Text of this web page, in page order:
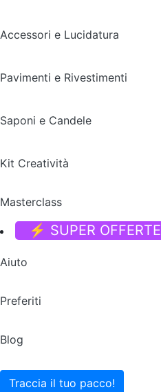
Accessori e Lucidatura
Pavimenti e Rivestimenti
Saponi e Candele
Kit Creatività
Masterclass
⚡ SUPER OFFERTE
Aiuto
Preferiti
Blog
Traccia il tuo pacco!